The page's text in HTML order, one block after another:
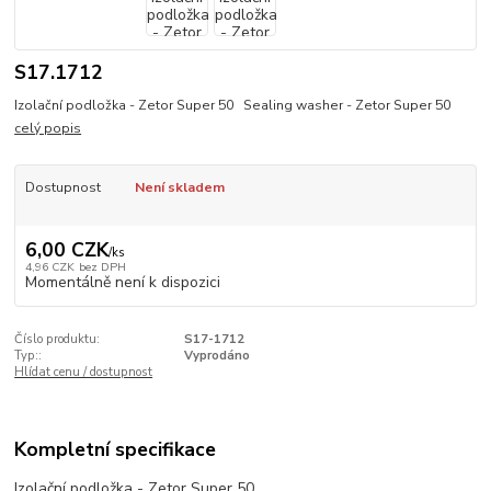
S17.1712
Izolační podložka - Zetor Super 50 Sealing washer - Zetor Super 50
celý popis
Dostupnost Není skladem
6,00 CZK/ks
4,96 CZK bez DPH
Momentálně není k dispozici
Číslo produktu:
S17-1712
Typ::
Vyprodáno
Hlídat cenu / dostupnost
Kompletní specifikace